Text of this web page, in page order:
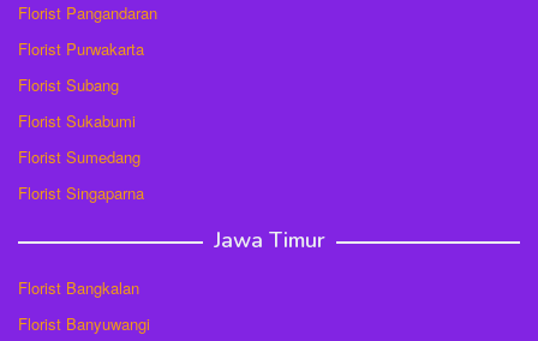
Florist Pangandaran
Florist Purwakarta
Florist Subang
Florist Sukabumi
Florist Sumedang
Florist Singaparna
Jawa Timur
Florist Bangkalan
Florist Banyuwangi